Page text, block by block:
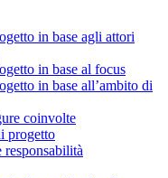
in base agli attori
in base al focus
in base all’ambito di
coinvolte
progetto